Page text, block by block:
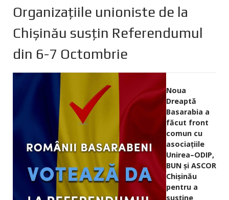
Organizațiile unioniste de la
Chișinău susțin Referendumul
din 6-7 Octombrie
Noua
Dreaptă
Basarabia a
făcut front
comun cu
asociațiile
Unirea–ODIP,
BUN și ASCOR
Chișinău
pentru a
susține